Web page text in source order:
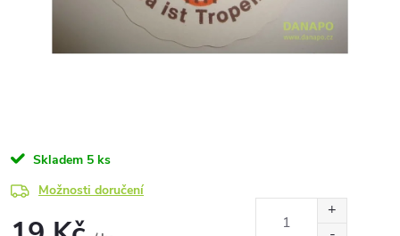
Skladem 5 ks
Možnosti doručení